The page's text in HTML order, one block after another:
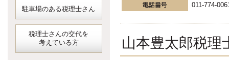
駐車場のある税理士さん
税理士さんの交代を
考えている方
011-774-
山本豊太郎税理